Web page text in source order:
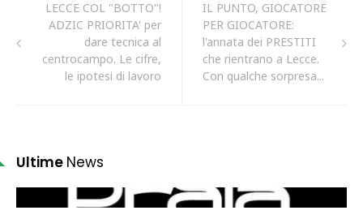
LECCE COL "BOTTO"!
ADZIC PRIORITA' per
dare tecnica al
centrocampo. Le cifre,
le ipotesi di lavoro
IL PUNTO, GIOCATORE
PER GIOCATORE:
l'annata dei PRESTITI
che rientrano a Lecce.
Con qualche sorpresa...
Ultime News